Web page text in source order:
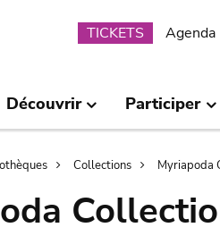
Submenu
TICKETS Agenda
Découvrir Participer
Collections Myriapoda